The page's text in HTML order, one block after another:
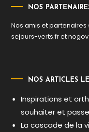
NOS
Nos amis et partenaires
sejours-verts.fret
NOS ARTICLES
Inspirations et
souhaiter et
La cascade de la